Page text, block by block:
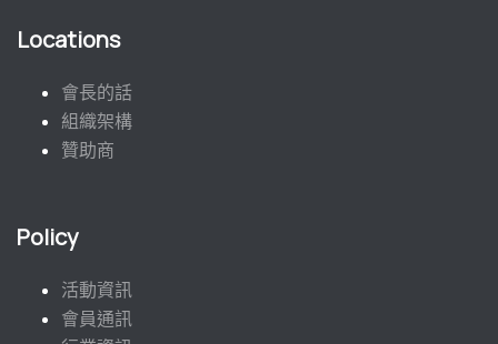
Locations
會長的話
組織架構
贊助商
Policy
活動資訊
會員通訊